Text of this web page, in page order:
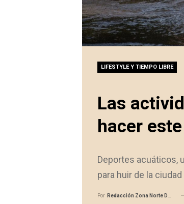
LIFESTYLE Y TIEMPO LIBRE
Las
hacer
Deportes acuáticos,
para huir de la
Por Redacción Zona Norte Daily